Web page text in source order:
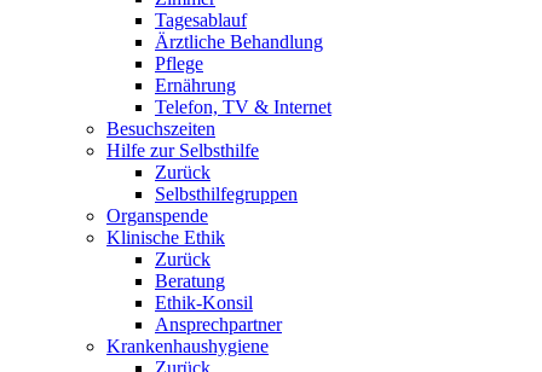
Tagesablauf
Ärztliche Behandlung
Pflege
Ernährung
Telefon, TV & Internet
Besuchszeiten
Hilfe zur Selbsthilfe
Zurück
Selbsthilfegruppen
Organspende
Klinische Ethik
Zurück
Beratung
Ethik-Konsil
Ansprechpartner
Krankenhaushygiene
Zurück